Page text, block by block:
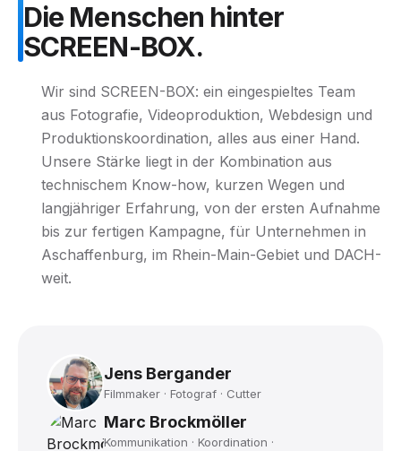
Die Menschen hinter
SCREEN-BOX.
Wir sind SCREEN-BOX: ein eingespieltes Team
aus Fotografie, Videoproduktion, Webdesign und
Produktionskoordination, alles aus einer Hand.
Unsere Stärke liegt in der Kombination aus
technischem Know-how, kurzen Wegen und
langjähriger Erfahrung, von der ersten Aufnahme
bis zur fertigen Kampagne, für Unternehmen in
Aschaffenburg, im Rhein-Main-Gebiet und DACH-
weit.
Jens Bergander
Filmmaker · Fotograf · Cutter
Marc Brockmöller
Kommunikation · Koordination ·